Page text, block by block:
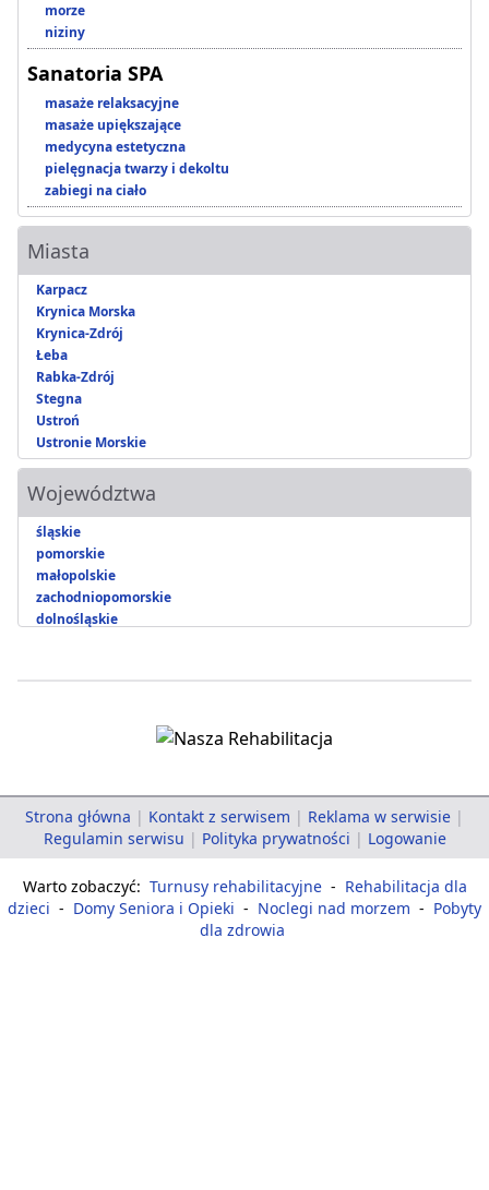
morze
niziny
Sanatoria SPA
masaże relaksacyjne
masaże upiększające
medycyna estetyczna
pielęgnacja twarzy i dekoltu
zabiegi na ciało
Miasta
Karpacz
Krynica Morska
Krynica-Zdrój
Łeba
Rabka-Zdrój
Stegna
Ustroń
Ustronie Morskie
Województwa
śląskie
pomorskie
małopolskie
zachodniopomorskie
dolnośląskie
Strona główna | Kontakt z serwisem | Reklama w serwisie |
Regulamin serwisu | Polityka prywatności | Logowanie
Warto zobaczyć: Turnusy rehabilitacyjne - Rehabilitacja dla
dzieci - Domy Seniora i Opieki - Noclegi nad morzem - Pobyty
dla zdrowia